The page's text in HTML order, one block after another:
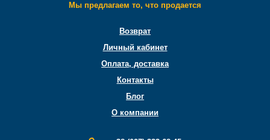
Мы предлагаем то, что продается
Возврат
Личный кабинет
Оплата, доставка
Контакты
Блог
О компании